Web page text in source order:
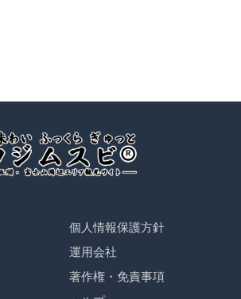
個人情報保護方針
運用会社
著作権・免責事項